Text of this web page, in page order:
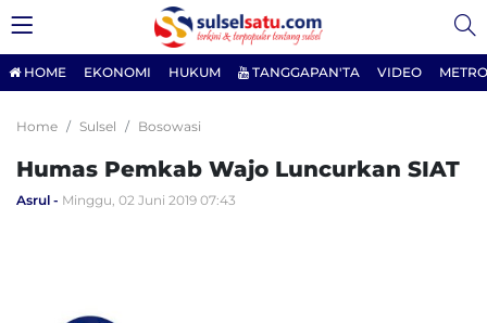
HOME EKONOMI HUKUM TANGGAPAN'TA VIDEO
Home Sulsel Bosowasi
Humas Pemkab Wajo Luncurkan SIAT
Asrul Minggu, 02 Juni 2019 07:43